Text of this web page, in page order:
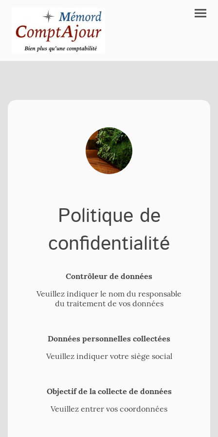
Politique de
confidentialité
Contrôleur de données
Veuillez indiquer le nom du responsable
du traitement de vos données
Données personnelles collectées
Veuillez indiquer votre siège social
Objectif de la collecte de données
Veuillez entrer vos coordonnées